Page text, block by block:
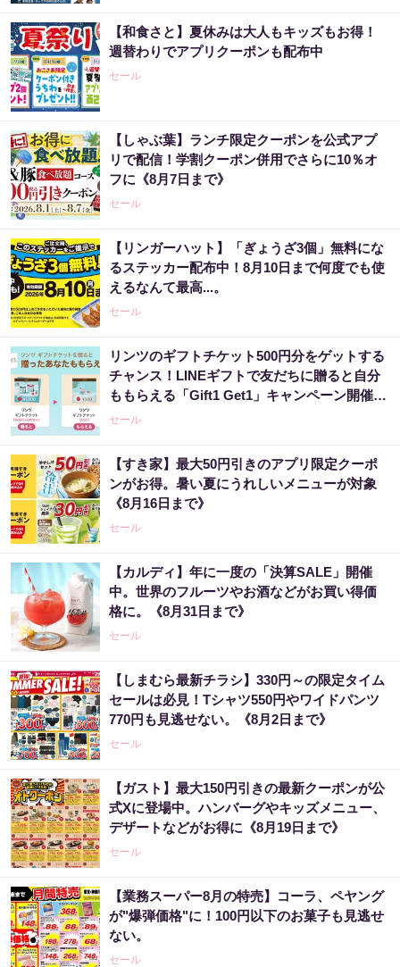
【和食さと】夏休みは大人もキッズもお得！
週替わりでアプリクーポンも配布中
セール
【しゃぶ葉】ランチ限定クーポンを公式アプ
リで配信！学割クーポン併用でさらに10％オ
フに《8月7日まで》
セール
【リンガーハット】「ぎょうざ3個」無料にな
るステッカー配布中！8月10日まで何度でも使
えるなんて最高...。
セール
リンツのギフトチケット500円分をゲットする
チャンス！LINEギフトで友だちに贈ると自分
ももらえる「Gift1 Get1」キャンペーン開催
中。
セール
【すき家】最大50円引きのアプリ限定クーポ
ンがお得。暑い夏にうれしいメニューが対象
《8月16日まで》
セール
【カルディ】年に一度の「決算SALE」開催
中。世界のフルーツやお酒などがお買い得価
格に。《8月31日まで》
セール
【しまむら最新チラシ】330円～の限定タイム
セールは必見！Tシャツ550円やワイドパンツ
770円も見逃せない。《8月2日まで》
セール
【ガスト】最大150円引きの最新クーポンが公
式Xに登場中。ハンバーグやキッズメニュー、
デザートなどがお得に《8月19日まで》
セール
【業務スーパー8月の特売】コーラ、ペヤング
が"爆弾価格"に！100円以下のお菓子も見逃せ
ない。
セール